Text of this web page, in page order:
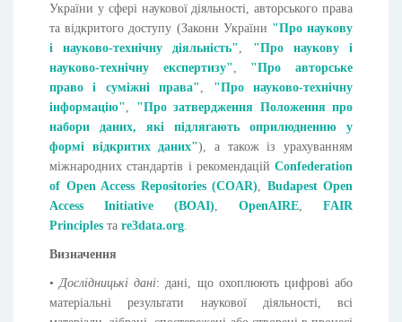
України у сфері наукової діяльності, авторського права
та відкритого доступу (Закони України "Про наукову
і науково-технічну діяльність"
"Про наукову і
науково-технічну експертизу"
"Про авторське
право і суміжні права"
"Про науково-технічну
інформацію"
"Про затвердження Положення про
набори даних, які підлягають оприлюдненню у
формі відкритих даних"), а також із урахуванням
міжнародних стандартів і рекомендацій Confederation
of Open Access Repositories (COAR)
Budapest Open
Access Initiative (BOAI)
OpenAIRE
FAIR
Principles та re3data.org
Визначення
• Дослідницькі дані: дані, що охоплюють цифрові або
матеріальні результати наукової діяльності, всі